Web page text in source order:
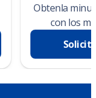
Obtenla
con los